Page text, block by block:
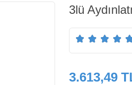
3lü
3.613,49